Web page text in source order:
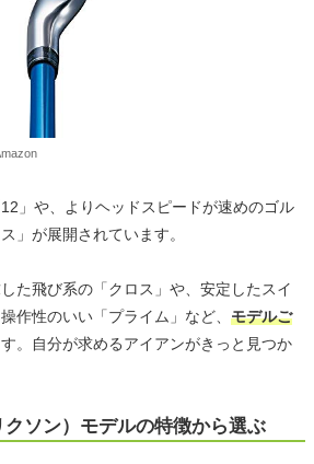
」や、よりヘッドスピードが速めのゴル
」が展開されています。
た飛び系の「クロス」や、安定したスイ
作性のいい「プライム」など、 モデルご
。自分が求めるアイアンがきっと見つか
クソン）モデルの特徴から選ぶ